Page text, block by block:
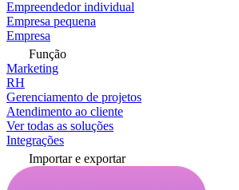
Empreendedor individual
Empresa pequena
Empresa
Função
Marketing
RH
Gerenciamento de projetos
Atendimento ao cliente
Ver todas as soluções
Integrações
Importar e exportar